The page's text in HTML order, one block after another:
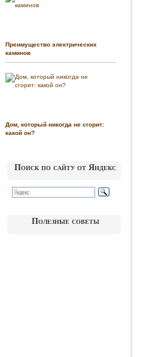
Преимущество электрических
каминов
Дом, который никогда не сгорит:
какой он?
Поиск по сайту от Яндекс
Полезные советы